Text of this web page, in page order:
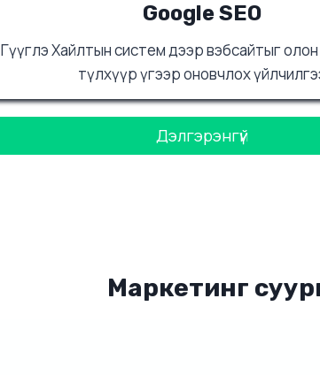
Google SEO
Гүүглэ Хайлтын систем дээр вэбсайтыг олон
түлхүүр үгээр оновчлох
Дэлгэрэнгүй
Маркетинг